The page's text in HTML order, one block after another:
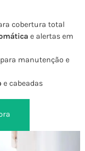
cobertura total
e alertas em
manutenção e
e cabeadas